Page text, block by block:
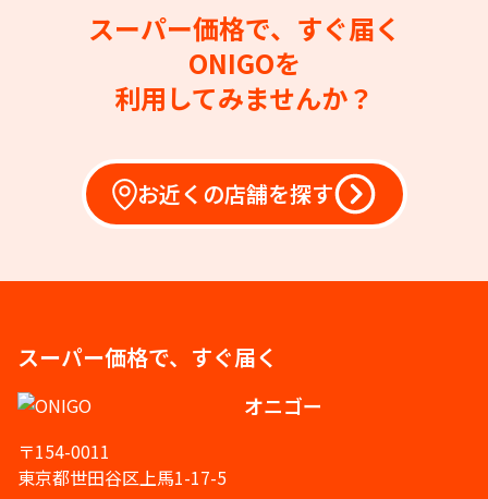
スーパー価格で、すぐ届く
ONIGOを
利用してみませんか？
お近くの店舗を探す
スーパー価格で、すぐ届く
オニゴー
〒154-0011
東京都世田谷区上馬1-17-5